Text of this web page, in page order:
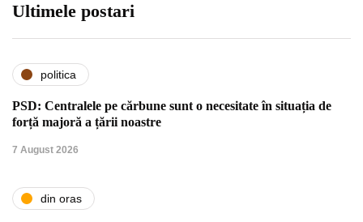
Ultimele postari
politica
PSD: Centralele pe cărbune sunt o necesitate în situația de
forță majoră a țării noastre
7 August 2026
din oras